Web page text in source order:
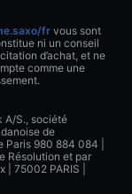
frvous sont
ni un conseil
d’achat, et ne
comme une
A/S., société
de
980 884 084 |
Résolution et par
| 75002 PARIS |